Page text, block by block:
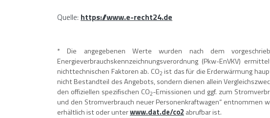
Quelle: https://www.e-recht24.de
* Die angegebenen Werte wurden nach dem
Energieverbrauchskennzeichnungsverordnung (Pkw-EnVKV)
nichttechnischen Faktoren ab. CO2 ist das für die Erderwärmung
nicht Bestandteil des Angebots, sondern dienen allein
den offiziellen spezifischen CO2-Emissionen und ggf. zum
und den Stromverbrauch neuer Personenkraftwagen“ entnommen
erhältlich ist oder unterwww.dat.de/co2 abrufbar ist.